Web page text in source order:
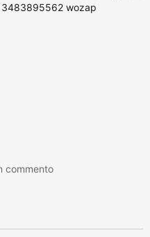
3483895562 wozap
commento